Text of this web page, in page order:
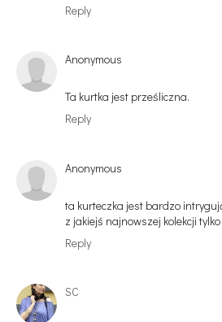
Reply
Anonymous
Ta kurtka jest prześliczna.
Reply
Anonymous
ta kurteczka jest bardzo
z jakiejś najnowszej kolekcji
Reply
SC